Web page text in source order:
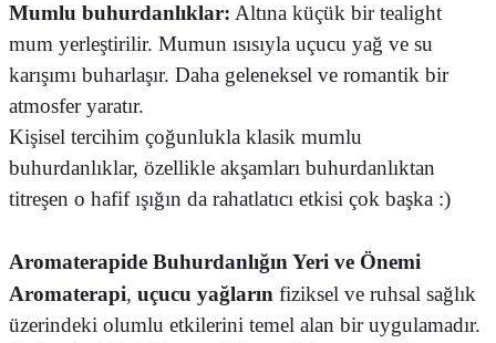
Mumlu buhurdanlıklar: Altına küçük bir tealight
mum yerleştirilir. Mumun ısısıyla uçucu yağ ve su
karışımı buharlaşır. Daha geleneksel ve romantik bir
atmosfer yaratır.
Kişisel tercihim çoğunlukla klasik mumlu
buhurdanlıklar, özellikle akşamları buhurdanlıktan
titreşen o hafif ışığın da rahatlatıcı etkisi çok başka :)
Aromaterapide Buhurdanlığın Yeri ve Önemi
Aromaterapi, uçucu yağların fiziksel ve ruhsal sağlık
üzerindeki olumlu etkilerini temel alan bir uygulamadır.